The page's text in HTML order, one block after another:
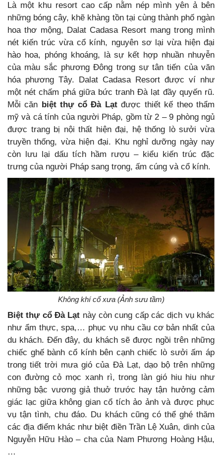
Là một khu resort cao cấp nằm nép mình yên ả bên
những bóng cây, khẽ khàng tồn tại cùng thành phố ngàn
hoa thơ mộng, Dalat Cadasa Resort mang trong mình
nét kiến trúc vừa cổ kính, nguyên sơ lại vừa hiện đại
hào hoa, phóng khoáng, là sự kết hợp nhuần nhuyễn
của màu sắc phương Đông trong sự tân tiến của văn
hóa phương Tây. Dalat Cadasa Resort được ví như
một nét chấm phá giữa bức tranh Đà lạt đầy quyến rũ.
Mỗi căn biệt thự cổ Đà Lạtđược thiết kế theo thẩm
mỹ và cá tính của người Pháp, gồm từ 2 – 9 phòng ngủ
được trang bị nội thất hiện đại, hệ thống lò sưởi vừa
truyền thống, vừa hiện đại. Khu nghỉ dưỡng ngày nay
còn lưu lại dấu tích hầm rượu – kiểu kiến trúc đặc
trưng của người Pháp sang trọng, ấm cúng và cổ kính.
Không khí cổ xưa (Ảnh sưu tầm)
Biệt thự cổ Đà Lạt này còn cung cấp các dịch vụ khác
như ẩm thực, spa,… phục vụ nhu cầu cơ bản nhất của
du khách. Đến đây, du khách sẽ được ngồi trên những
chiếc ghế bành cổ kính bên cạnh chiếc lò sưởi ấm áp
trong tiết trời mưa gió của Đà Lạt, dạo bộ trên những
con đường cỏ mọc xanh rì, trong làn gió hiu hiu như
những bậc vương giả thuở trước hay tận hưởng cảm
giác lạc giữa không gian cổ tích ảo ảnh và được phục
vụ tận tình, chu đáo. Du khách cũng có thể ghé thăm
các địa điểm khác như biệt điền Trần Lệ Xuân, dinh của
Nguyễn Hữu Hào – cha của Nam Phương Hoàng Hậu,
…